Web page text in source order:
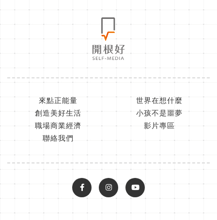
來點正能量
世界在想什麼
創造美好生活
小孩不是噩夢
職場商業經濟
影片專區
聯絡我們